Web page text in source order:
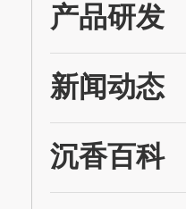
产品研发
新闻动态
沉香百科